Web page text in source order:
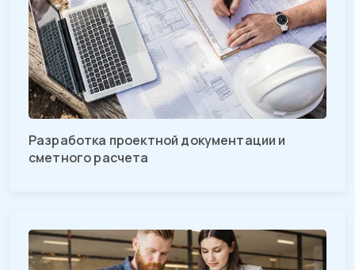
Разработка проектной документации и
сметного расчета